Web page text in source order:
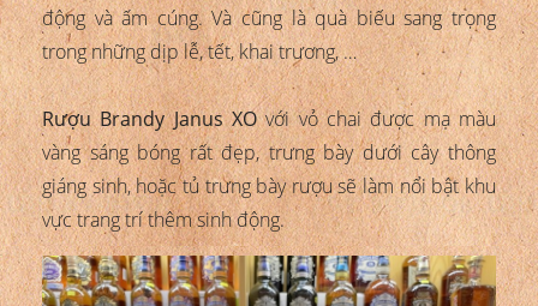
động và ấm cúng. Và cũng là quà biếu sang trọng
trong những dịp lễ, tết, khai trương, …
Rượu Brandy Janus XOvới vỏ chai được mạ màu
vàng sáng bóng rất đẹp, trưng bày dưới cây thông
giáng sinh, hoặc tủ trưng bày rượu sẽ làm nổi bật khu
vực trang trí thêm sinh động.